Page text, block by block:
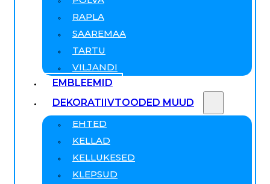
RAPLA
SAAREMAA
TARTU
VILJANDI
EMBLEEMID
DEKORATIIVTOODED MUUD
EHTED
KELLAD
KELLUKESED
KLEPSUD